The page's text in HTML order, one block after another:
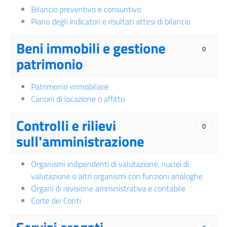
Bilancio preventivo e consuntivo
Piano degli indicatori e risultati attesi di bilancio
0
Beni immobili e gestione
patrimonio
Patrimonio immobiliare
Canoni di locazione o affitto
0
Controlli e rilievi
sull'amministrazione
Organismi indipendenti di valutazione, nuclei di
valutazione o altri organismi con funzioni analoghe
Organi di revisione amministrativa e contabile
Corte dei Conti